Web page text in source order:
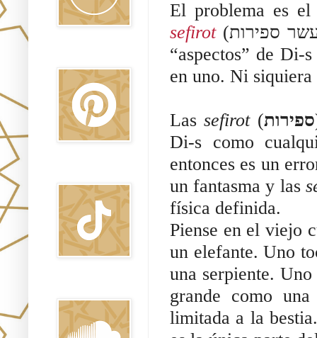
El problema es
sefirot (ספירות
“aspectos” de Di-
en uno. Ni siquiera
Las sefirot (ספירות
Di-s como
entonces es un
un fantasma y las
física definida.
Piense en el viejo
un elefante. Uno
una serpiente.
grande como
limitada a la